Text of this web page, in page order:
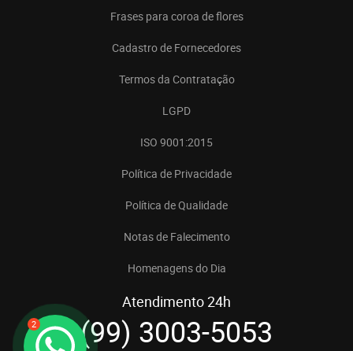
2
Frases para coroa de flores
Cadastro de Fornecedores
Termos da Contratação
LGPD
ISO 9001:2015
Política de Privacidade
Política de Qualidade
Notas de Falecimento
Homenagens do Dia
Atendimento 24h
(99) 3003-5053